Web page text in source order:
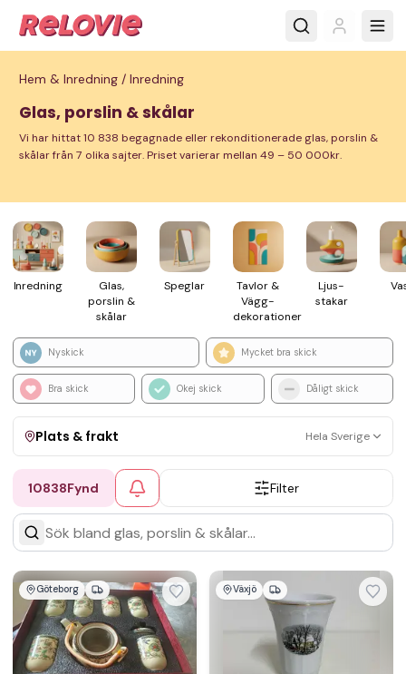
Hem & Inredning / Inredning
Glas, porslin & skålar
Vi har hittat 10 838 begagnade eller rekonditionerade glas, porslin &
skålar från 7 olika sajter. Priset varierar mellan 49 – 50 000kr.
Inred­ning
Glas,
porslin &
skålar
Speglar
Tavlor &
Vägg­
dekorationer
Ljus­
stakar
Nyskick Mycket bra skick
Bra skick Okej skick Dåligt skick
Plats & frakt Hela Sverige
Visa allt Kan skickas Upphämtning
10838Fynd Filter
Göteborg Växjö